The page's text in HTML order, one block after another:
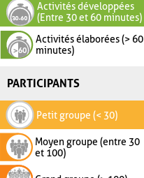
Activités développées
(Entre 30 et 60 minutes)
Activités élaborées (> 60
minutes)
PARTICIPANTS
Petit groupe (< 30)
Moyen groupe (entre 30
et 100)